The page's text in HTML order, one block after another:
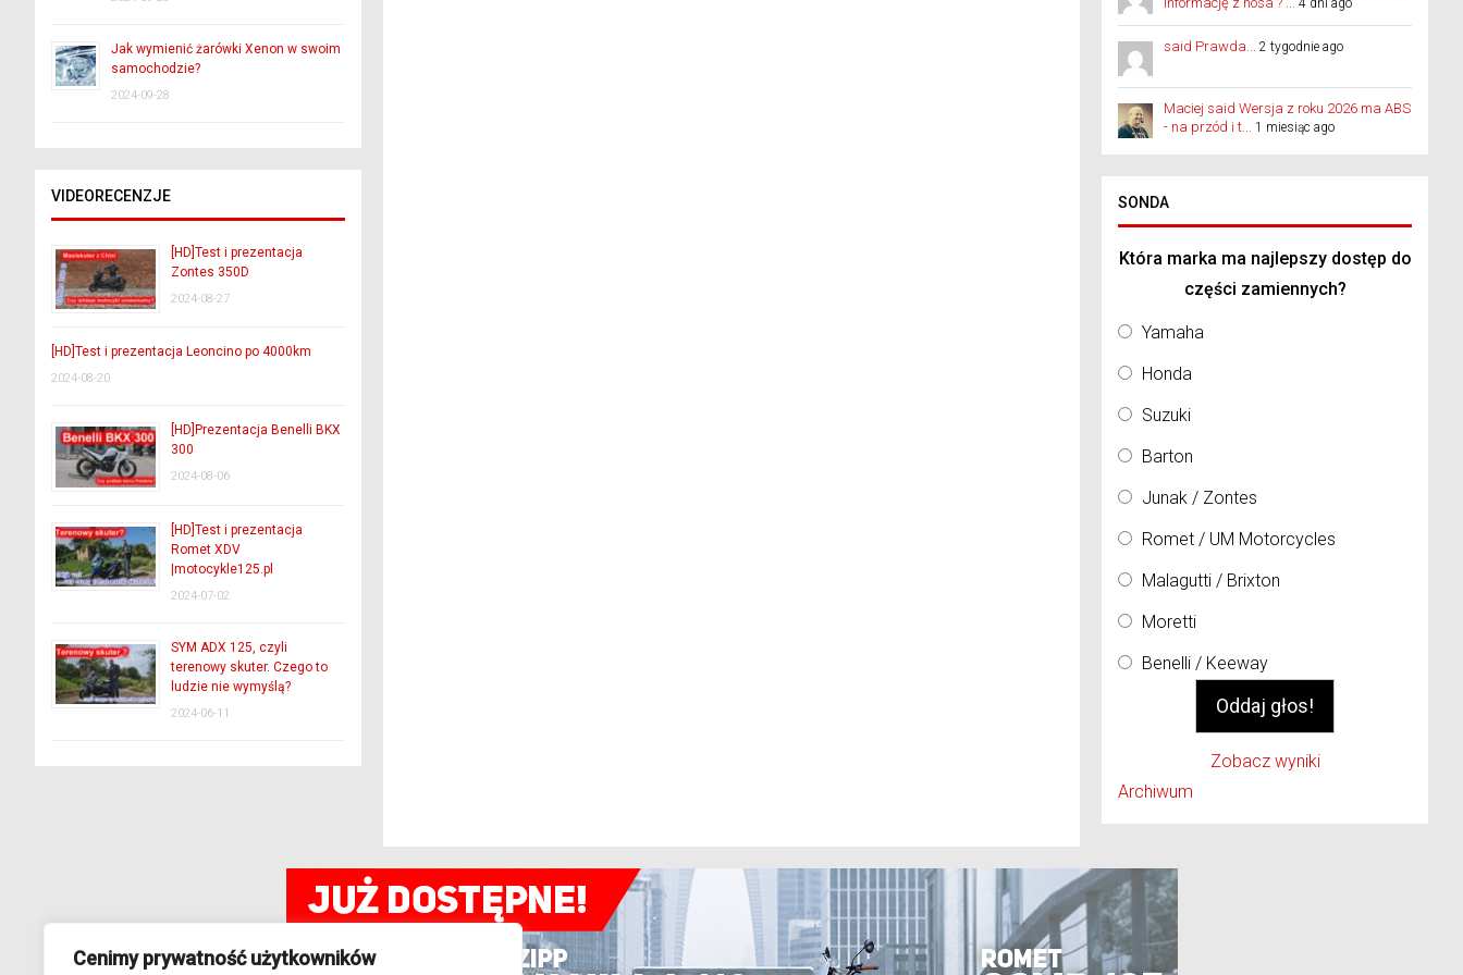
Cenimy prywatność użytkowników
Jak wymienić żarówki Xenon w swoim
samochodzie?
2024-09-28
VIDEORECENZJE
[HD]Test i prezentacja
Zontes 350D
2024-08-27
[HD]Test i prezentacja Leoncino po 4000km
2024-08-20
[HD]Prezentacja Benelli BKX
300
2024-08-06
[HD]Test i prezentacja
Romet XDV
|motocykle125.pl
2024-07-02
SYM ADX 125, czyli
terenowy skuter. Czego to
ludzie nie wymyślą?
2024-06-11
4 dni ago
said Prawda... 2 tygodnie ago
Maciej said Wersja z roku 2026 ma ABS
- na przód i t... 1 miesiąc ago
SONDA
Która marka ma najlepszy dostęp do
części zamiennych?
Yamaha
Honda
Suzuki
Barton
Junak / Zontes
Romet / UM Motorcycles
Malagutti / Brixton
Moretti
Benelli / Keeway
Zobacz wyniki
Archiwum